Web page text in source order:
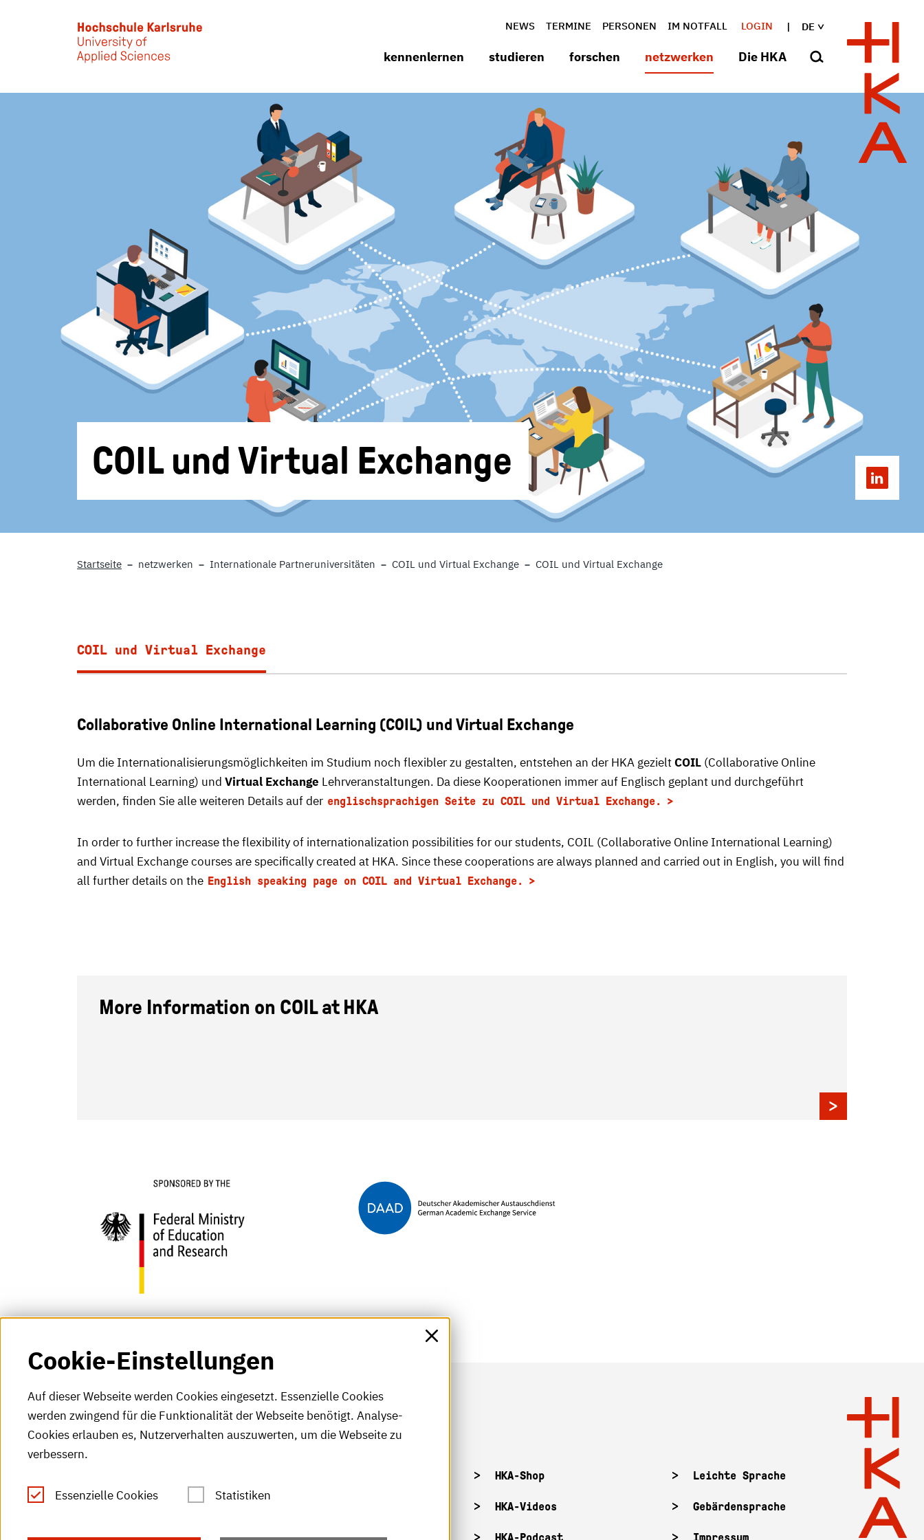
DE
NEWS TERMINE PERSONEN IM NOTFALL LOGIN
kennenlernen studieren forschen netzwerken Die HKA
COIL und Virtual Exchange
Startseite netzwerken Internationale Partneruniversitäten COIL und Virtual Exchange COIL und Virtual Exchange
COIL und Virtual Exchange
Collaborative Online International Learning (COIL) und Virtual Exchange
Um die Internationalisierungsmöglichkeiten im Studium noch flexibler zu gestalten, entstehen an der HKA gezieltCOIL (Collaborative Online
International Learning) und Virtual Exchange Lehrveranstaltungen. Da diese Kooperationen immer auf Englisch geplant und durchgeführt
werden, finden Sie alle weiteren Details auf der englischsprachigen Seite zu COIL und Virtual Exchange.
In order to further increase the flexibility of internationalization possibilities for our students, COIL (Collaborative Online International Learning)
and Virtual Exchange courses are specifically created at HKA. Since these cooperations are always planned and carried out in English, you will find
all further details on the English speaking page on COIL and Virtual Exchange.
More Information on COIL at HKA
Fax: +49 (0)721 925-2000
HKA-Shop
HKA-Videos
Leichte Sprache
Gebärdensprache
Cookie-Einstellungen
Auf dieser Webseite werden Cookies eingesetzt. Essenzielle Cookies
werden zwingend für die Funktionalität der Webseite benötigt. Analyse-
Cookies erlauben es, Nutzerverhalten auszuwerten, um die Webseite zu
verbessern.
Essenzielle Cookies Statistiken